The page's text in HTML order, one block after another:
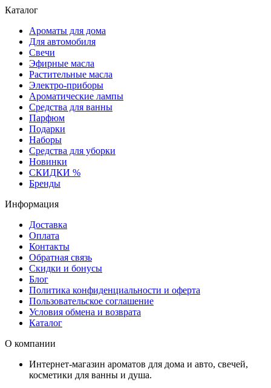
Каталог
Ароматы для дома
Для автомобиля
Свечи
Эфирные масла
Растительные масла
Электро-приборы
Ароматические лампы
Средства для ванны
Парфюм
Подарки
Наборы
Средства для уборки
Новинки
СКИДКИ %
Бренды
Информация
Доставка
Оплата
Контакты
Обратная связь
Скидки и бонусы
Блог
Политика конфиденциальности и оферта
Пользовательское соглашение
Условия обмена и возврата
Каталог
О компании
Интернет-магазин ароматов для дома и авто, свечей,
косметики для ванны и душа.